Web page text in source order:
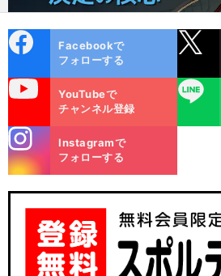
ok
Facebookで
フォローする
YouTubeで
チャンネル登録
LINE
m
Instagramで
フォローする